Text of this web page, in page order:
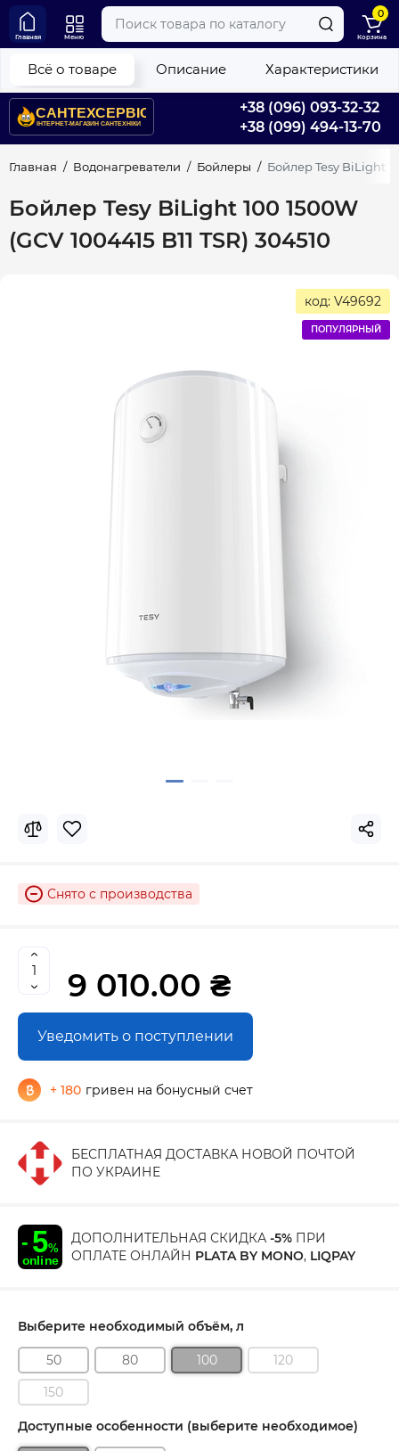
+38 (096) 093-32-32
+38 (099) 494-13-70
Главная Меню
0
Корзина
Главная Водонагреватели Бойлеры Бойлер Tesy BiLight
Бойлер Tesy BiLight 100 1500W
(GCV 1004415 B11 TSR) 304510
Всё о товаре Описание Характеристики
код: V49692
ПОПУЛЯРНЫЙ
Снято с производства
9 010.00 ₴
Уведомить о поступлении
+ 180 гривен на бонусный счет
БЕСПЛАТНАЯ ДОСТАВКА НОВОЙ ПОЧТОЙ
ПО УКРАИНЕ
ДОПОЛНИТЕЛЬНАЯ СКИДКА -5% ПРИ
ОПЛАТЕ ОНЛАЙН PLATA BY MONO, LIQPAY
Выберите необходимый объём, л
50 80 100
120
150
Доступные особенности (выберите необходимое)